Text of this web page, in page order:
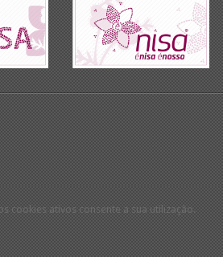
cookies ativos consente a sua utilização.